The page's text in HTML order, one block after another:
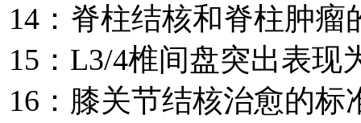
14：脊柱结核和脊柱肿瘤
15：L3/4椎间盘突出表现
16：膝关节结核治愈的标